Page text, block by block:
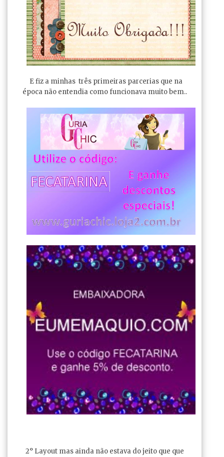
E fiz a minhas três primeiras parcerias que na
época não entendia como funcionava muito bem..
2° Layout mas ainda não estava do jeito que que